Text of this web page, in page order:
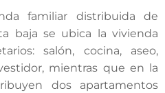
familiar distribuida de
baja se ubica la vivienda
salón, cocina, aseo,
mientras que en la
dos apartamentos